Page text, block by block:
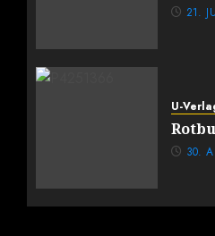
21.
U-
30.